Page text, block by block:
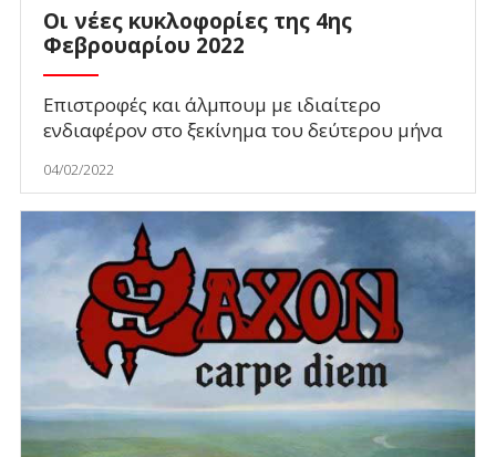
​Οι νέες κυκλοφορίες της 4ης
Φεβρουαρίου 2022
Επιστροφές και άλμπουμ με ιδιαίτερο
ενδιαφέρον στο ξεκίνημα του δεύτερου μήνα
04/02/2022